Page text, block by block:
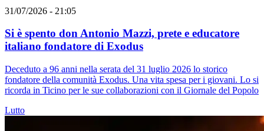
31/07/2026 - 21:05
Si è spento don Antonio Mazzi, prete e educatore
italiano fondatore di Exodus
Deceduto a 96 anni nella serata del 31 luglio 2026 lo storico
fondatore della comunità Exodus. Una vita spesa per i giovani. Lo si
ricorda in Ticino per le sue collaborazioni con il Giornale del Popolo
Lutto